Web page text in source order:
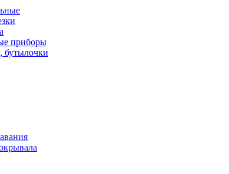
приборы
бутылочки